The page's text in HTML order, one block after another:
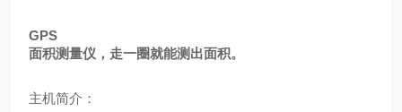
GPS
面积测量仪，走一圈就能测出面积。
主机简介：